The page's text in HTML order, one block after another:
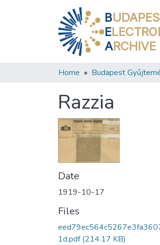
B
E
ARCHIVE
Home Budapest
Razzia
Date
1919-10-17
Files
1d.pdf(214.17 KB)